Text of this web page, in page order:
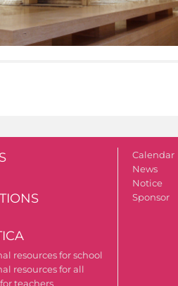
resources for school
resources for all
teachers
Calendar
News
Notice
Sponsor